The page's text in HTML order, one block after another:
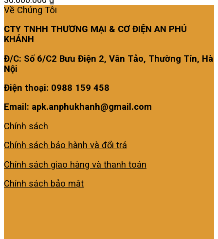
Về Chúng Tôi
CTY TNHH THƯƠNG MẠI & CƠ ĐIỆN AN PHÚ
KHÁNH
Đ/C: Số 6/C2 Bưu Điện 2, Vân Tảo, Thường Tín, Hà
Nội
Điện thoại: 0988 159 458
Email: apk.anphukhanh@gmail.com
Chính sách
Chính sách bảo hành và đổi trả
Chính sách giao hàng và thanh toán
Chính sách bảo mật